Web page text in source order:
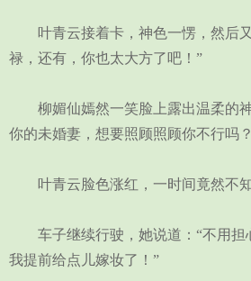
叶青云接着卡，神色一愣，然后又
禄，还有，你也太大方了吧！”
柳媚仙嫣然一笑脸上露出温柔的神
你的未婚妻，想要照顾照顾你不行吗
叶青云脸色涨红，一时间竟然不知
车子继续行驶，她说道：“不用担
我提前给点儿嫁妆了！”